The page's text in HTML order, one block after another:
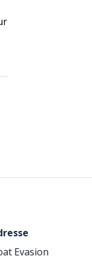
Evasion